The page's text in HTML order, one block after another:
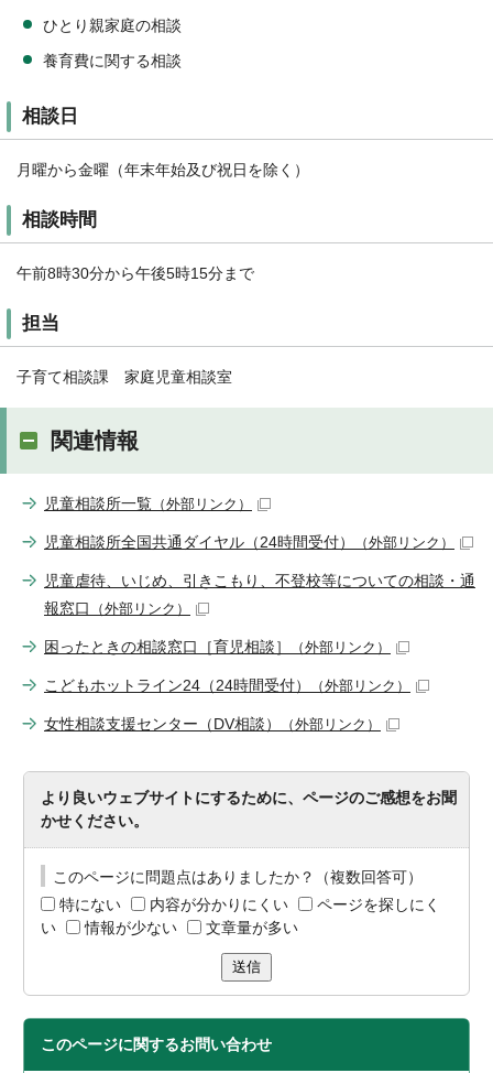
ひとり親家庭の相談
養育費に関する相談
相談日
月曜から金曜（年末年始及び祝日を除く）
相談時間
午前8時30分から午後5時15分まで
担当
子育て相談課 家庭児童相談室
関連情報
児童相談所一覧 （外部リンク）
児童相談所全国共通ダイヤル（24時間受付） （外部リンク）
児童虐待、いじめ、引きこもり、不登校等についての相談・通
報窓口
（外部リンク）
困ったときの相談窓口［育児相談］ （外部リンク）
こどもホットライン24（24時間受付） （外部リンク）
女性相談支援センター（DV相談） （外部リンク）
より良いウェブサイトにするために、ページのご感想をお聞
かせください。
このページに問題点はありましたか？（複数回答可）
特にない
内容が分かりにくい
ページを探しにく
い
情報が少ない 文章量が多い
送信
このページに関するお問い合わせ